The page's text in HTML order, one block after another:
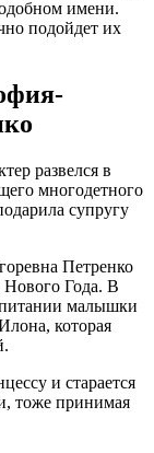
имени.
подойдет их
развелся в
многодетного
супругу
Петренко
Нового Года. В
малышки
которая
и старается
тоже принимая